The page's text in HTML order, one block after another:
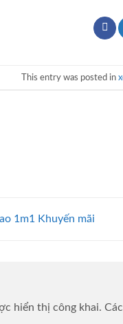
This entry was posted in
1m1 Khuyến mãi
hiển thị công khai.